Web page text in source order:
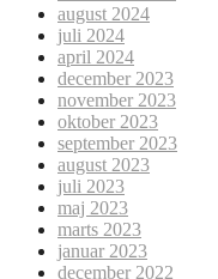
august 2024
juli 2024
april 2024
december 2023
november 2023
oktober 2023
september 2023
august 2023
juli 2023
maj 2023
marts 2023
januar 2023
december 2022